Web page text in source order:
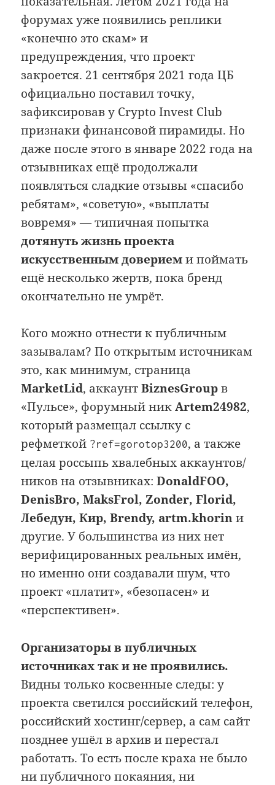
форумах уже появились реплики
«конечно это скам» и
предупреждения, что проект
закроется. 21 сентября 2021 года ЦБ
официально поставил точку,
зафиксировав у Crypto Invest Club
признаки финансовой пирамиды. Но
даже после этого в январе 2022 года на
отзывниках ещё продолжали
появляться сладкие отзывы «спасибо
ребятам», «советую», «выплаты
вовремя» — типичная попытка
дотянуть жизнь проекта
искусственным довериеми поймать
ещё несколько жертв, пока бренд
окончательно не умрёт.
Кого можно отнести к публичным
зазывалам? По открытым источникам
это, как минимум, страница
MarketLid, аккаунтBiznesGroupв
«Пульсе», форумный никArtem24982,
который размещал ссылку с
рефметкой ?ref=gorotop3200, а также
целая россыпь хвалебных аккаунтов/
ников на отзывниках:DonaldFOO,
DenisBro, MaksFrol, Zonder, Florid,
Лебедун, Кир, Brendy, artm.khorinи
другие. У большинства из них нет
верифицированных реальных имён,
но именно они создавали шум, что
проект «платит», «безопасен» и
«перспективен».
Организаторы в публичных
источниках так и не проявились.
Видны только косвенные следы: у
проекта светился российский телефон,
российский хостинг/сервер, а сам сайт
позднее ушёл в архив и перестал
работать. То есть после краха не было
ни публичного покаяния, ни